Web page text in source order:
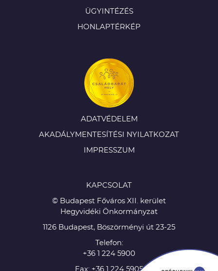
ÜGYINTÉZÉS
HONLAPTÉRKÉP
ADATVÉDELEM
AKADÁLYMENTESÍTÉSI NYILATKOZAT
IMPRESSZUM
KAPCSOLAT
© Budapest Főváros XII. kerület
Hegyvidéki Önkormányzat
1126 Budapest, Böszörményi út 23-25
Telefon:
+36 1 224 5900
Fax: +36 1 224 5905